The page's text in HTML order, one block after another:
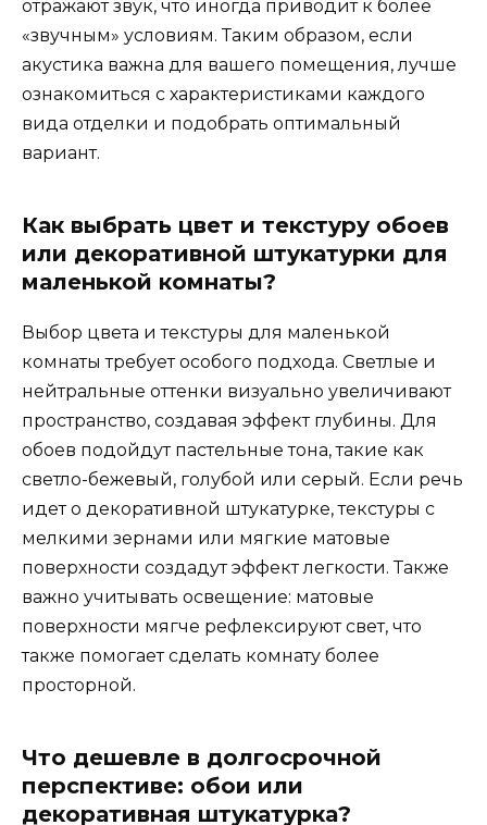
отражают звук, что иногда приводит к более
«звучным» условиям. Таким образом, если
акустика важна для вашего помещения, лучше
ознакомиться с характеристиками каждого
вида отделки и подобрать оптимальный
вариант.
Как выбрать цвет и текстуру обоев
или декоративной штукатурки для
маленькой комнаты?
Выбор цвета и текстуры для маленькой
комнаты требует особого подхода. Светлые и
нейтральные оттенки визуально увеличивают
пространство, создавая эффект глубины. Для
обоев подойдут пастельные тона, такие как
светло-бежевый, голубой или серый. Если речь
идет о декоративной штукатурке, текстуры с
мелкими зернами или мягкие матовые
поверхности создадут эффект легкости. Также
важно учитывать освещение: матовые
поверхности мягче рефлексируют свет, что
также помогает сделать комнату более
просторной.
Что дешевле в долгосрочной
перспективе: обои или
декоративная штукатурка?